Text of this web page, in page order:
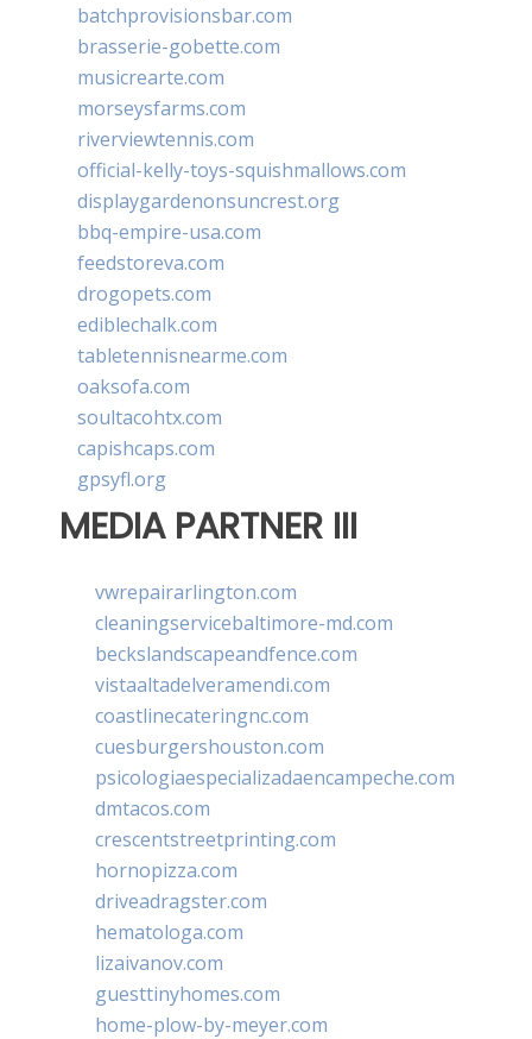
batchprovisionsbar.com
brasserie-gobette.com
musicrearte.com
morseysfarms.com
riverviewtennis.com
official-kelly-toys-squishmallows.com
displaygardenonsuncrest.org
bbq-empire-usa.com
feedstoreva.com
drogopets.com
ediblechalk.com
tabletennisnearme.com
oaksofa.com
soultacohtx.com
capishcaps.com
gpsyfl.org
MEDIA PARTNER III
vwrepairarlington.com
cleaningservicebaltimore-md.com
beckslandscapeandfence.com
vistaaltadelveramendi.com
coastlinecateringnc.com
cuesburgershouston.com
psicologiaespecializadaencampeche.com
dmtacos.com
crescentstreetprinting.com
hornopizza.com
driveadragster.com
hematologa.com
lizaivanov.com
guesttinyhomes.com
home-plow-by-meyer.com